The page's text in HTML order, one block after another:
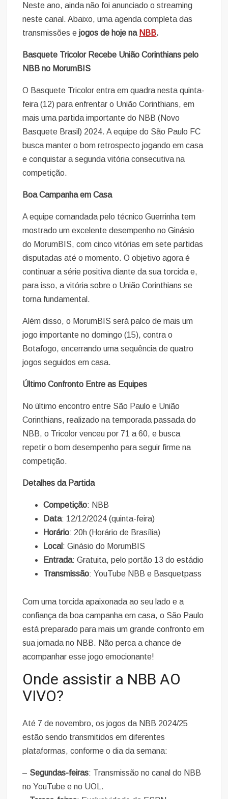
Neste ano, ainda não foi anunciado o streaming
neste canal. Abaixo, uma agenda completa das
transmissões ejogos de hoje na NBB.
Basquete Tricolor Recebe União Corinthians pelo
NBB no MorumBIS
O Basquete Tricolor entra em quadra nesta quinta-
feira (12) para enfrentar o União Corinthians, em
mais uma partida importante do NBB (Novo
Basquete Brasil) 2024. A equipe do São Paulo FC
busca manter o bom retrospecto jogando em casa
e conquistar a segunda vitória consecutiva na
competição.
Boa Campanha em Casa
A equipe comandada pelo técnico Guerrinha tem
mostrado um excelente desempenho no Ginásio
do MorumBIS, com cinco vitórias em sete partidas
disputadas até o momento. O objetivo agora é
continuar a série positiva diante da sua torcida e,
para isso, a vitória sobre o União Corinthians se
torna fundamental.
Além disso, o MorumBIS será palco de mais um
jogo importante no domingo (15), contra o
Botafogo, encerrando uma sequência de quatro
jogos seguidos em casa.
Último Confronto Entre as Equipes
No último encontro entre São Paulo e União
Corinthians, realizado na temporada passada do
NBB, o Tricolor venceu por 71 a 60, e busca
repetir o bom desempenho para seguir firme na
competição.
Detalhes da Partida
Competição: NBB
Data: 12/12/2024 (quinta-feira)
Horário: 20h (Horário de Brasília)
Local: Ginásio do MorumBIS
Entrada: Gratuita, pelo portão 13 do estádio
Transmissão: YouTube NBB e Basquetpass
Com uma torcida apaixonada ao seu lado e a
confiança da boa campanha em casa, o São Paulo
está preparado para mais um grande confronto em
sua jornada no NBB. Não perca a chance de
acompanhar esse jogo emocionante!
Onde assistir a NBB AO
VIVO?
Até 7 de novembro, os jogos da NBB 2024/25
estão sendo transmitidos em diferentes
plataformas, conforme o dia da semana:
– Segundas-feiras: Transmissão no canal do NBB
no YouTube e no UOL.